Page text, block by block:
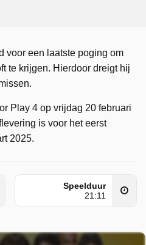
voor een laatste poging om
te krijgen. Hierdoor dreigt hij
Play 4 op vrijdag 20 februari
is voor het eerst
2025.
Speelduur
21:11